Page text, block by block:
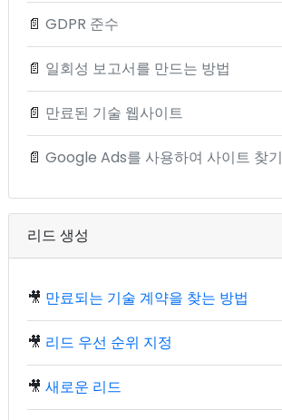
📄 GDPR 준수
📄 일회성 보고서를 만드는 방법
📄 만료된 기술 웹사이트
📄 Google Ads를 사용하여 사이트 찾기
리드 생성
🎥 만료되는 기술 계약을 찾는 방법
🎥 리드 우선 순위 지정
🎥 새로운 리드